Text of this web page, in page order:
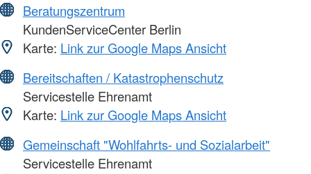
Beratungszentrum
KundenServiceCenter Berlin
Karte: Link zur Google Maps Ansicht
Bereitschaften / Katastrophenschutz
Servicestelle Ehrenamt
Karte: Link zur Google Maps Ansicht
Gemeinschaft "Wohlfahrts- und Sozialarbeit"
Servicestelle Ehrenamt